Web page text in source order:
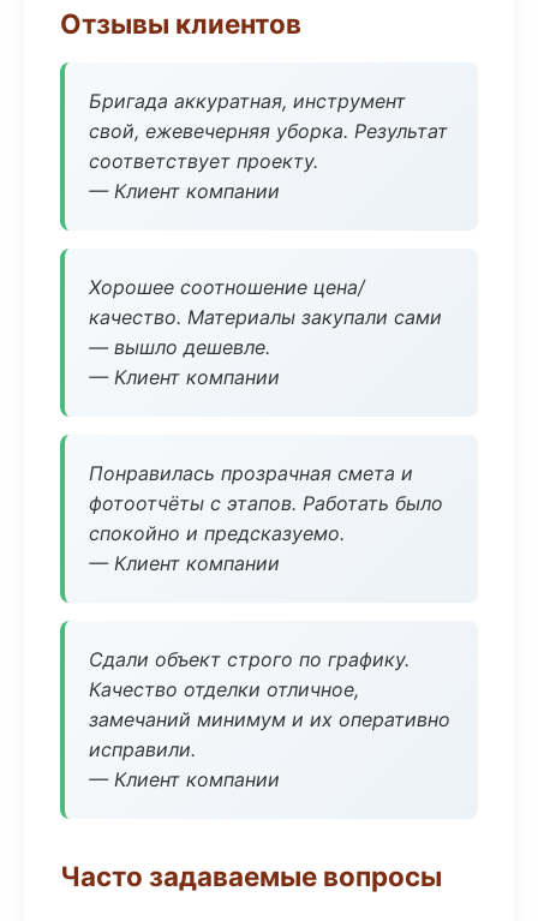
Отзывы клиентов
Бригада аккуратная, инструмент
свой, ежевечерняя уборка. Результат
соответствует проекту.
— Клиент компании
Хорошее соотношение цена/
качество. Материалы закупали сами
— вышло дешевле.
— Клиент компании
Понравилась прозрачная смета и
фотоотчёты с этапов. Работать было
спокойно и предсказуемо.
— Клиент компании
Сдали объект строго по графику.
Качество отделки отличное,
замечаний минимум и их оперативно
исправили.
— Клиент компании
Часто задаваемые вопросы